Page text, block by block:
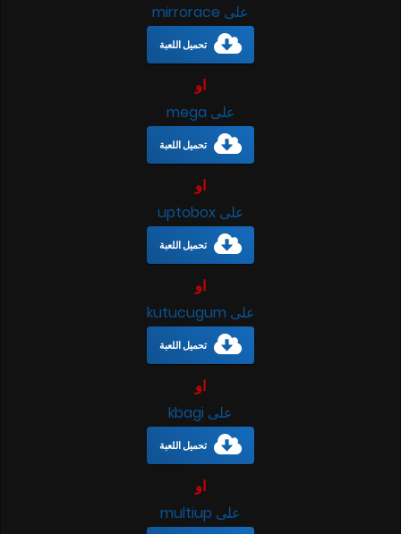
على mirrorace
تحميل اللعبة
او
على mega
تحميل اللعبة
او
على uptobox
تحميل اللعبة
او
على kutucugum
تحميل اللعبة
او
على kbagi
تحميل اللعبة
او
على multiup